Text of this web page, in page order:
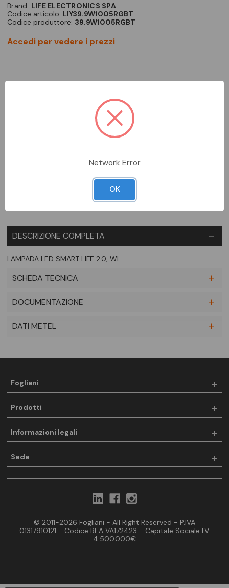
Brand: LIFE ELECTRONICS SPA
Codice articolo: LIY39.9W1005RGBT
Codice produttore: 39.9W1005RGBT
Accedi per vedere i prezzi
Aggiungi alla comparazione
DESCRIZIONE COMPLETA
LAMPADA LED SMART LIFE 2.0, WI
SCHEDA TECNICA
DOCUMENTAZIONE
DATI METEL
Fogliani
Prodotti
Informazioni legali
Sede
© 2011-2026 Fogliani - All Right Reserved - P.IVA
01317910121 - Codice REA VA172423 - Capitale Sociale I.V.
4.500.000€
Network Error
OK